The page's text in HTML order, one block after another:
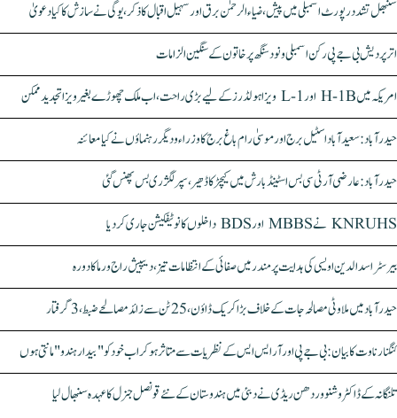
سنبھل تشدد رپورٹ اسمبلی میں پیش، ضیاء الرحمٰن برق اور سہیل اقبال کا ذکر، یوگی نے سازش کا کیا دعویٰ
اتر پردیش بی جے پی رکن اسمبلی ونود سنگھ پر خاتون کے سنگین الزامات
امریکہ میں H-1B اور L-1 ویزا ہولڈرز کے لیے بڑی راحت، اب ملک چھوڑے بغیر ویزا تجدید ممکن
حیدرآباد: سعیدآباد اسٹیل برج اور موسیٰ رام باغ برج کا وزراء و دیگر رہنماؤں نے کیا معائنہ
حیدرآباد: عارضی آر ٹی سی بس اسٹینڈ بارش میں کیچڑ کا ڈھیر، سپر لگژری بس پھنس گئی
KNRUHS نے MBBS اور BDS داخلوں کا نوٹیفکیشن جاری کر دیا
بیرسٹر اسدالدین اویسی کی ہدایت پر مندر میں صفائی کے انتظامات تیز، دیپیش راج ورما کا دورہ
حیدرآباد میں ملاوٹی مصالحہ جات کے خلاف بڑا کریک ڈاؤن، 25 ٹن سے زائد مصالحے ضبط، 3 گرفتار
کنگنا رناوت کا بیان: بی جے پی اور آر ایس ایس کے نظریات سے متاثر ہو کر اب خود کو "بیدار ہندو" مانتی ہوں
تلنگانہ کے ڈاکٹر وشنو وردھن ریڈی نے دبئی میں ہندوستان کے نئے قونصل جنرل کا عہدہ سنبھال لیا